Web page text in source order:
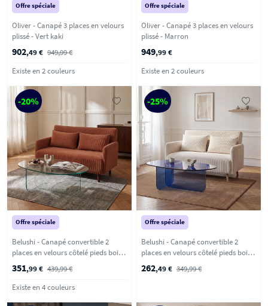
Offre spéciale
Oliver - Canapé 3 places en velours
plissé - Vert kaki
902,49 € 949,99 €
Existe en 2 couleurs
Offre spéciale
Oliver - Canapé 3 places en velours
plissé - Marron
949,99 €
Existe en 2 couleurs
-20%
Offre spéciale
Belushi - Canapé convertible 2
places en velours côtelé pieds bois
351,99 € 439,99 €
Existe en 4 couleurs
-25%
Offre spéciale
Belushi - Canapé convertible 2
places en velours côtelé pieds bois
262,49 € 349,99 €